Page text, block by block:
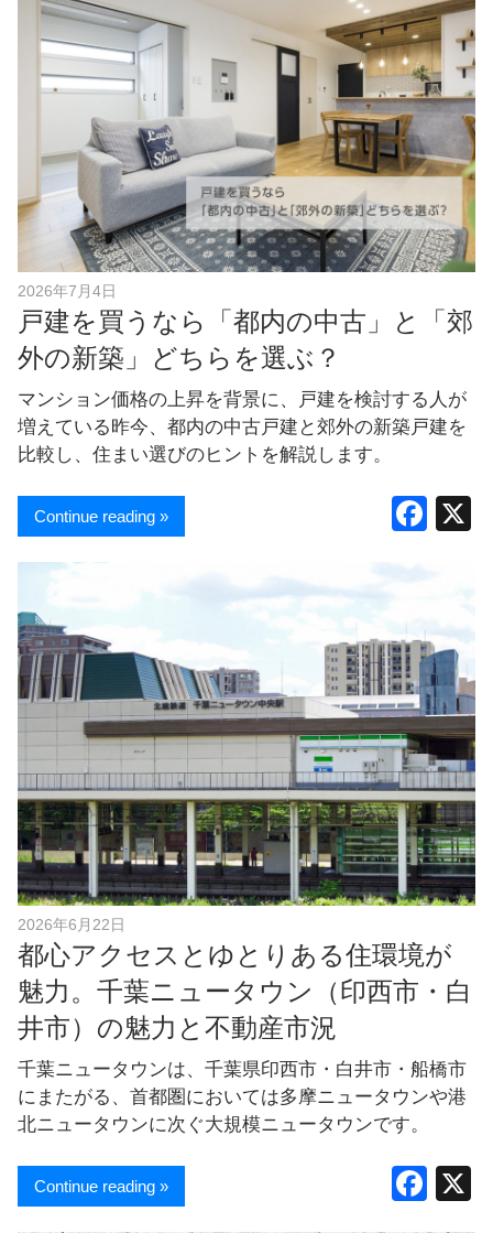
b
o
o
k
2026年7月4日
戸建を買うなら「都内の中古」と「郊
外の新築」どちらを選ぶ？
マンション価格の上昇を背景に、戸建を検討する人が
増えている昨今、都内の中古戸建と郊外の新築戸建を
比較し、住まい選びのヒントを解説します。
F
e
b
o
o
k
Continue reading »
2026年6月22日
都心アクセスとゆとりある住環境が
魅力。千葉ニュータウン（印西市・白
井市）の魅力と不動産市況
千葉ニュータウンは、千葉県印西市・白井市・船橋市
にまたがる、首都圏においては多摩ニュータウンや港
北ニュータウンに次ぐ大規模ニュータウンです。
F
Continue reading »